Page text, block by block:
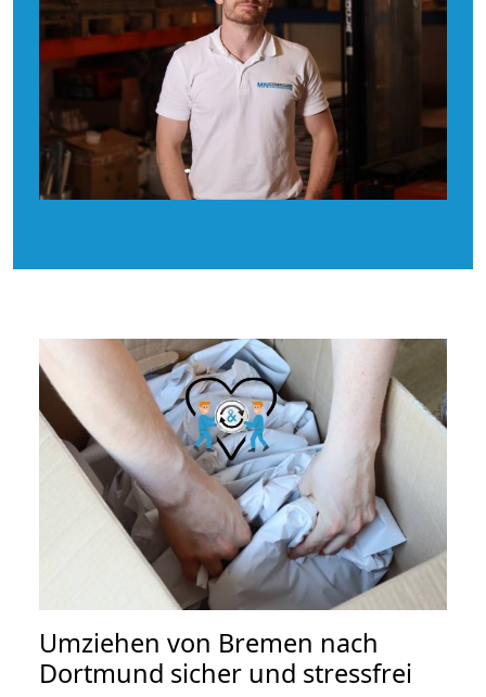
Umziehen von Bremen nach
Dortmund sicher und stressfrei